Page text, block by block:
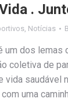
.
Notícias
um dos lemas
coletiva de
saudável
uma